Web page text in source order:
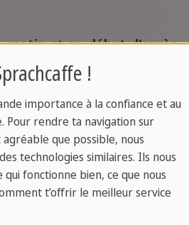
matineten début d'après-
permettant aux étudiants
compétences dans des
Notre approche pratique
et garantit une utilisation
!
importance à la confiance et au
Pour rendre ta navigation sur
que possible, nous
technologies similaires. Ils nous
fonctionne bien, ce que nous
t’offrir le meilleur service